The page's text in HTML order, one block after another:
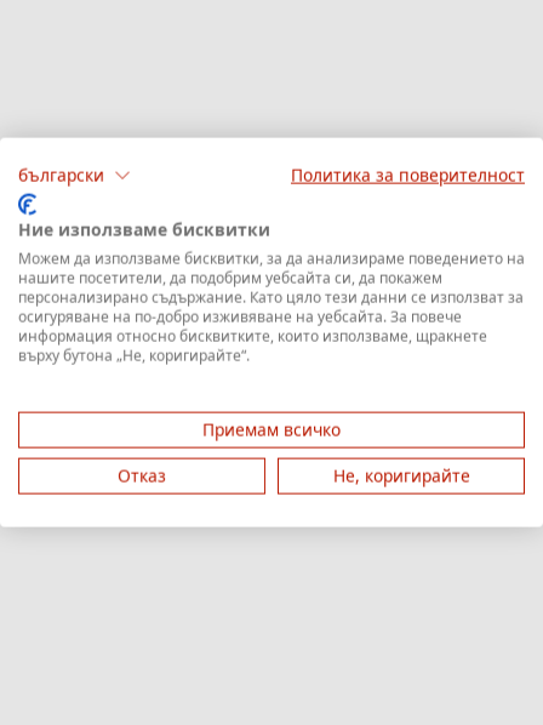
български Политика за поверителност
Ние използваме бисквитки
Можем да използваме бисквитки, за да анализираме поведението на
нашите посетители, да подобрим уебсайта си, да покажем
персонализирано съдържание. Като цяло тези данни се използват за
осигуряване на по-добро изживяване на уебсайта. За повече
информация относно бисквитките, които използваме, щракнете
върху бутона „Не, коригирайте“.
Приемам всичко
Отказ
Не, коригирайте